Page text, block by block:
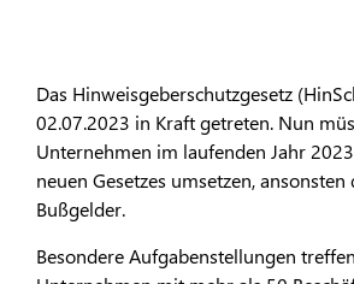
Das Hinweisgeberschutzgesetz
02.07.2023 in Kraft getreten. Nun
Unternehmen im laufenden Jahr
neuen Gesetzes umsetzen, ansonsten
Bußgelder.
Besondere Aufgabenstellungen